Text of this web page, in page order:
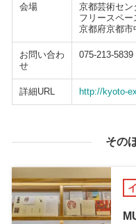
会場
京都芸術セン
フリースペー
京都府京都市
お問い合わ
せ
075-213-5839
詳細URL http://kyoto-
その